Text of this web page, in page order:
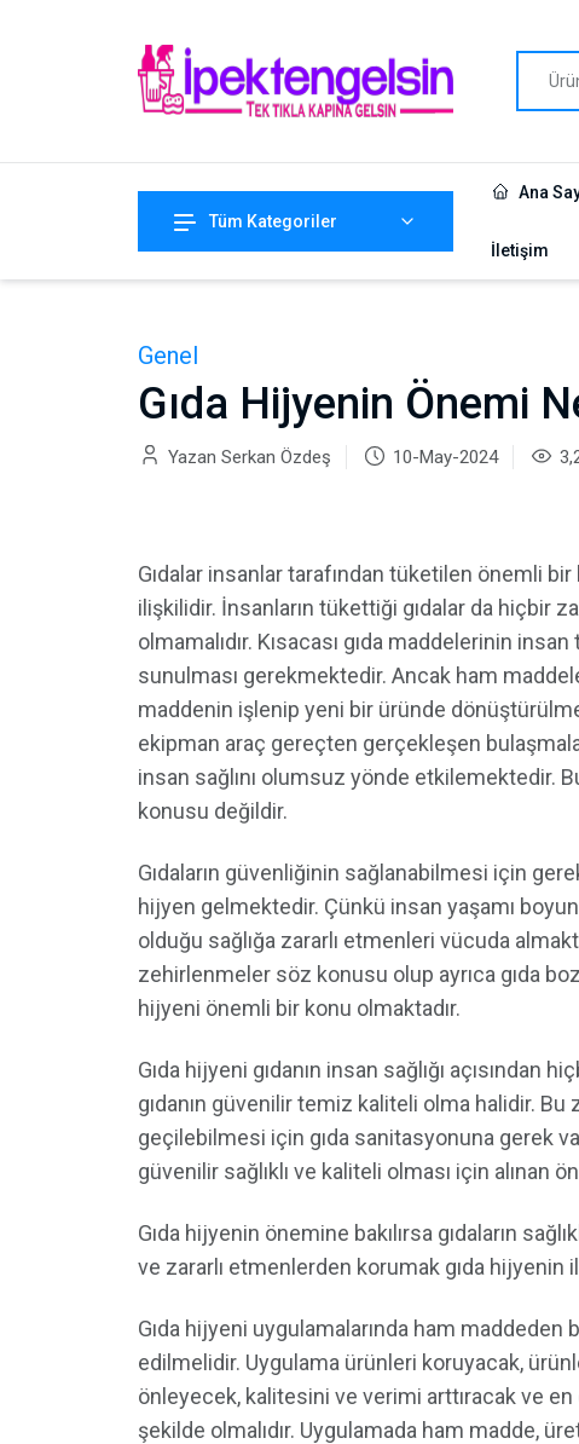
Tüm Kategoriler
Ana
İletişim
Genel
Gıda Hijyenin Önemi
Yazan Serkan Özdeş 10-May-2024
Gıdalar insanlar tarafından tüketilen önemli
ilişkilidir. İnsanların tükettiği gıdalar da hiçbir
olmamalıdır. Kısacası gıda maddelerinin
sunulması gerekmektedir. Ancak ham
maddenin işlenip yeni bir üründe
ekipman araç gereçten gerçekleşen
insan sağlını olumsuz yönde etkilemektedir.
konusu değildir.
Gıdaların güvenliğinin sağlanabilmesi için
hijyen gelmektedir. Çünkü insan yaşamı
olduğu sağlığa zararlı etmenleri vücuda
zehirlenmeler söz konusu olup ayrıca gıda
hijyeni önemli bir konu olmaktadır.
Gıda hijyeni gıdanın insan sağlığı açısından
gıdanın güvenilir temiz kaliteli olma halidir.
geçilebilmesi için gıda sanitasyonuna gerek
güvenilir sağlıklı ve kaliteli olması için alınan
Gıda hijyenin önemine bakılırsa gıdaların
ve zararlı etmenlerden korumak gıda hijyenin
Gıda hijyeni uygulamalarında ham maddeden
edilmelidir. Uygulama ürünleri koruyacak,
önleyecek, kalitesini ve verimi arttıracak ve
şekilde olmalıdır. Uygulamada ham madde,